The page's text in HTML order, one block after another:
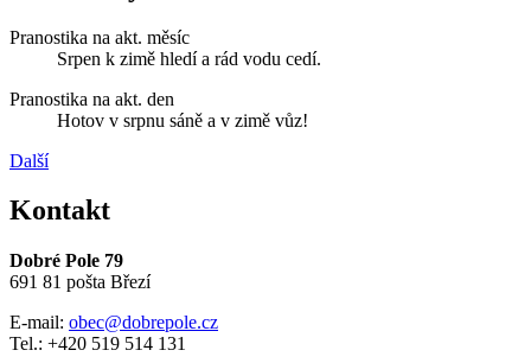
Pranostika na akt. měsíc
Srpen k zimě hledí a rád vodu cedí.
Pranostika na akt. den
Hotov v srpnu sáně a v zimě vůz!
Další
Kontakt
Dobré Pole 79
691 81 pošta Březí
E-mail: obec@dobrepole.cz
Tel.: +420 519 514 131